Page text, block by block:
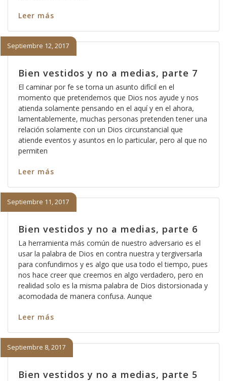
Leer más
Bien vestidos y no a medias, parte 7
Septiembre 12, 2017
El caminar por fe se torna un asunto difícil en el
momento que pretendemos que Dios nos ayude y nos
atienda solamente pensando en el aquí y en el ahora,
lamentablemente, muchas personas pretenden tener una
relación solamente con un Dios circunstancial que
atiende eventos y asuntos en lo particular, pero al que no
permiten
Leer más
Bien vestidos y no a medias, parte 6
Septiembre 11, 2017
La herramienta más común de nuestro adversario es el
usar la palabra de Dios en contra nuestra y tergiversarla
para confundirnos y es algo que usa todo el tiempo, pues
nos hace creer que creemos en algo verdadero, pero en
realidad solo es la misma palabra de Dios distorsionada y
acomodada de manera confusa. Aunque
Leer más
Bien vestidos y no a medias, parte 5
Septiembre 8, 2017